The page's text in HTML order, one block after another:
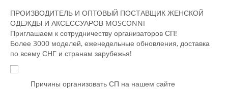
ПРОИЗВОДИТЕЛЬ И ОПТОВЫЙ ПОСТАВЩИК ЖЕНСКОЙ
ОДЕЖДЫ И АКСЕССУАРОВ MOSCONNI
Приглашаем к сотрудничеству организаторов СП!
Более 3000 моделей, еженедельные обновления, доставка
по всему СНГ и странам зарубежья!
Причины организовать СП на нашем сайте